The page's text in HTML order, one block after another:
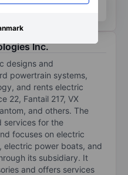
Inc.
designs and
powertrain systems,
and rents electric
22, Fantail 217, VX
and others. The
services for the
focuses on electric
electric power boats, and
its subsidiary. It
and offers services